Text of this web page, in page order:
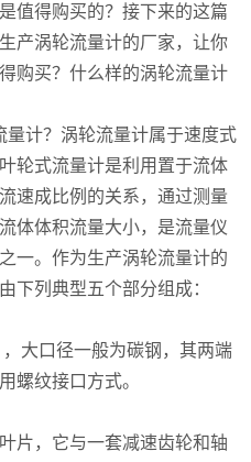
值得购买的？接下来的这篇
产涡轮流量计的厂家，让你
购买？什么样的涡轮流量计
计？涡轮流量计属于速度式
轮式流量计是利用置于流体
速成比例的关系，通过测量
体体积流量大小，是流量仪
一。作为生产涡轮流量计的
下列典型五个部分组成：
大口径一般为碳钢，其两端
螺纹接口方式。
，它与一套减速齿轮和轴